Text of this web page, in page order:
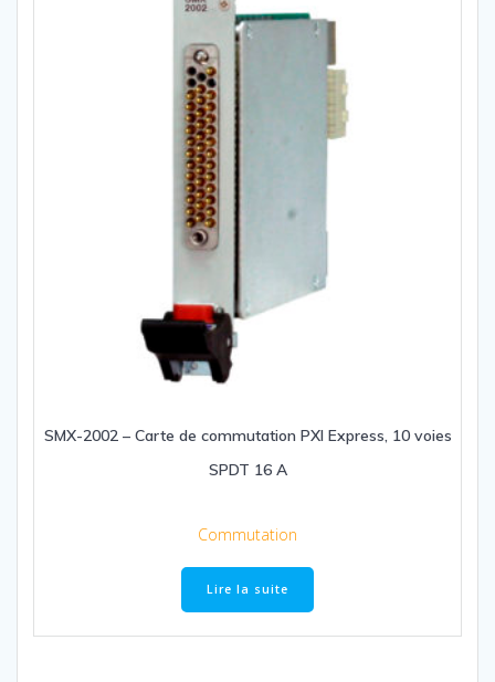
SMX-2002 – Carte de commutation PXI Express, 10 voies
SPDT 16 A
Commutation
Lire la suite